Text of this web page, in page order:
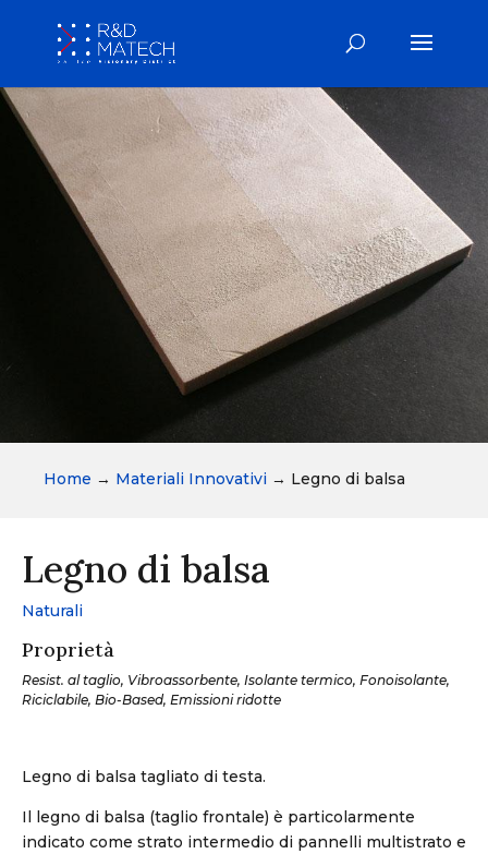
Home → Materiali Innovativi → Legno di balsa
Legno di balsa
Naturali
Proprietà
Resist. al taglio, Vibroassorbente, Isolante termico, Fonoisolante,
Riciclabile, Bio-Based, Emissioni ridotte
Legno di balsa tagliato di testa.
Il legno di balsa (taglio frontale) è particolarmente
indicato come strato intermedio di pannelli multistrato e